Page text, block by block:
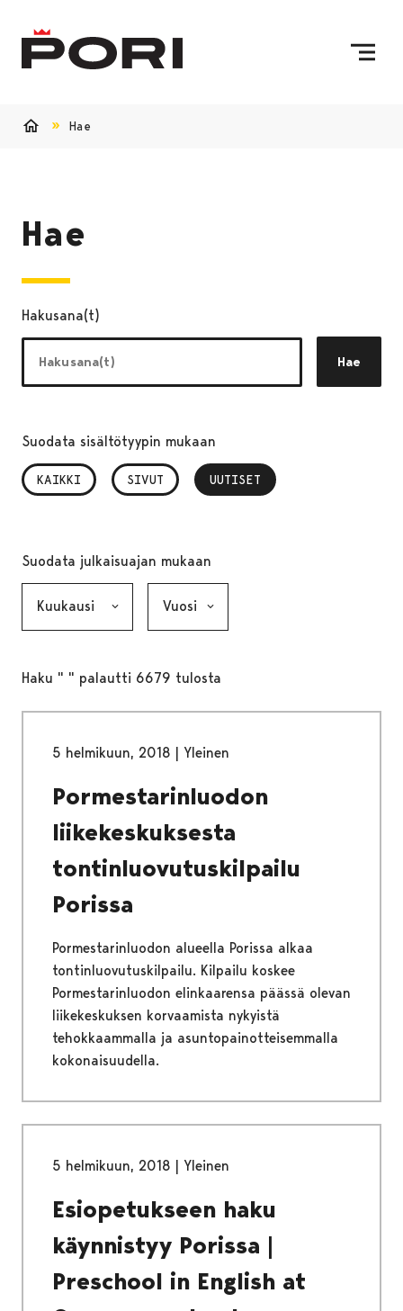
Hae
Hae
Hakusana(t)
Hae
Suodata sisältötyypin mukaan
KAIKKI SIVUT UUTISET
, VALITTU
Suodata julkaisuajan mukaan
Haku " " palautti 6679 tulosta
5 helmikuun, 2018 | Yleinen
Pormestarinluodon
liikekeskuksesta
tontinluovutuskilpailu
Porissa
Pormestarinluodon alueella Porissa alkaa
tontinluovutuskilpailu. Kilpailu koskee
Pormestarinluodon elinkaarensa päässä olevan
liikekeskuksen korvaamista nykyistä
tehokkaammalla ja asuntopainotteisemmalla
kokonaisuudella.
5 helmikuun, 2018 | Yleinen
Esiopetukseen haku
käynnistyy Porissa |
Preschool in English at